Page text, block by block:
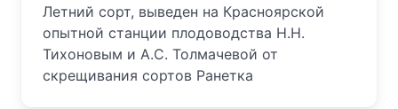
Летний сорт, выведен на Красноярской
опытной станции плодоводства Н.Н.
Тихоновым и А.С. Толмачевой от
скрещивания сортов Ранетка